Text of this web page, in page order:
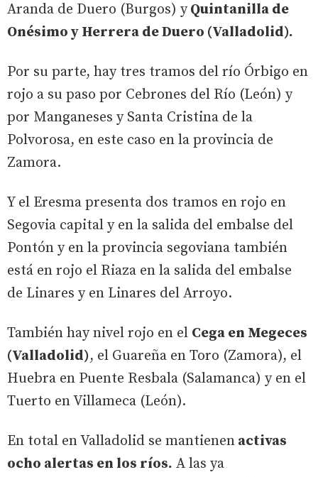
Aranda de Duero (Burgos) yQuintanilla de
Onésimo y Herrera de Duero (Valladolid).
Por su parte, hay tres tramos del río Órbigo en
rojo a su paso por Cebrones del Río (León) y
por Manganeses y Santa Cristina de la
Polvorosa, en este caso en la provincia de
Zamora.
Y el Eresma presenta dos tramos en rojo en
Segovia capital y en la salida del embalse del
Pontón y en la provincia segoviana también
está en rojo el Riaza en la salida del embalse
de Linares y en Linares del Arroyo.
También hay nivel rojo en el Cega en Megeces
(Valladolid), el Guareña en Toro (Zamora), el
Huebra en Puente Resbala (Salamanca) y en el
Tuerto en Villameca (León).
En total en Valladolid se mantienen activas
ocho alertas en los ríos. A las ya